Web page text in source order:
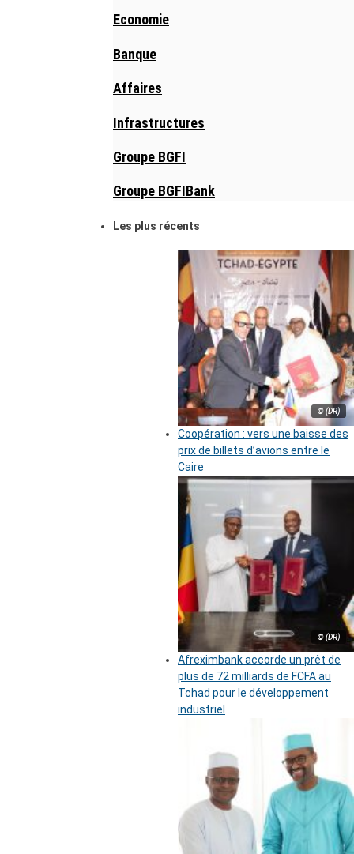
Economie
Banque
Affaires
Infrastructures
Groupe BGFI
Groupe BGFIBank
Les plus récents
© (DR)
Coopération : vers une baisse des
prix de billets d’avions entre le
Caire
© (DR)
Afreximbank accorde un prêt de
plus de 72 milliards de FCFA au
Tchad pour le développement
industriel